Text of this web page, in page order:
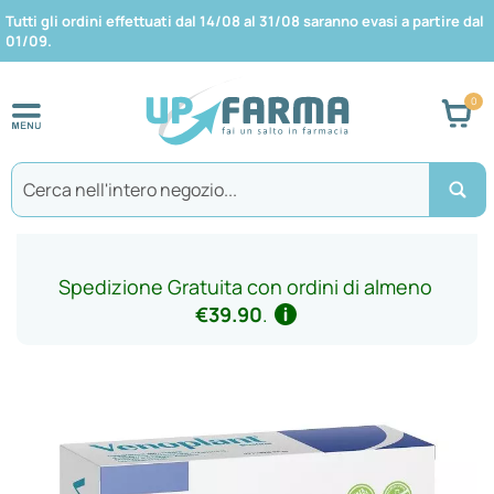
Tutti gli ordini effettuati dal 14/08 al 31/08 saranno evasi a partire dal
01/09.
Spedizione Gratuita con ordini di almeno
€39.90.